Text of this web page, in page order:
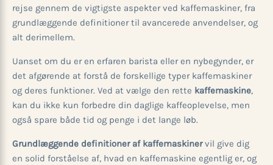
rejse gennem de vigtigste aspekter ved kaffemaskiner, fra
grundlæggende definitioner til avancerede anvendelser, og
alt derimellem.
Uanset om du er en erfaren barista eller en nybegynder, er
det afgørende at forstå de forskellige typer kaffemaskiner
og deres funktioner. Ved at vælge den rette kaffemaskine,
kan du ikke kun forbedre din daglige kaffeoplevelse, men
også spare både tid og penge i det lange løb.
Grundlæggende definitioner af kaffemaskinervil give dig
en solid forståelse af, hvad en kaffemaskine egentlig er, og